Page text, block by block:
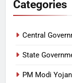
Categories
Central
State
PM Modi